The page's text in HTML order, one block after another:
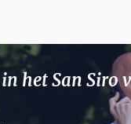
het San Siro